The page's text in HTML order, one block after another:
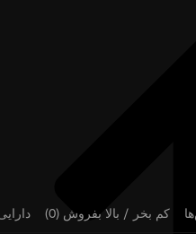
کم بخر / بالا بفروش (0)